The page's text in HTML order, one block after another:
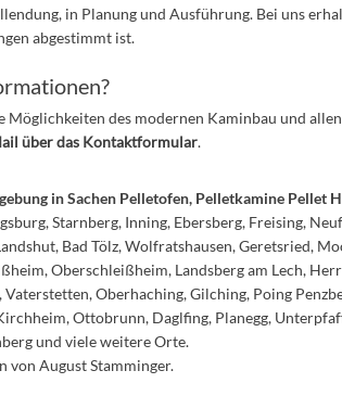
in Planung und Ausführung. Bei uns
abgestimmt ist.
des modernen Kaminbau und
über das Kontaktformular.
in Sachen Pelletofen, Pelletkamine Pellet
Starnberg, Inning, Ebersberg, Freising,
Bad Tölz, Wolfratshausen, Geretsried,
Oberschleißheim, Landsberg am Lech,
Oberhaching, Gilching, Poing
Ottobrunn, Daglfing, Planegg,
und viele weitere Orte.
von August Stamminger.